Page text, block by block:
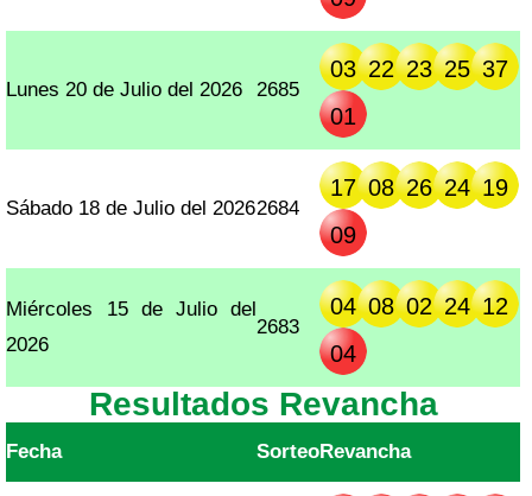
Lunes 20 de Julio del 2026 2685
03 22 23 25 37
01
Sábado 18 de Julio del 20262684
17 08 26 24 19
09
Miércoles 15 de Julio del
2026
2683
04 08 02 24 12
04
Resultados Revancha
Fecha SorteoRevancha